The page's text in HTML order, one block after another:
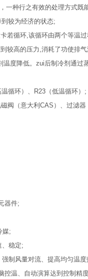
一种行之有效的处理方式
较为经济的状态;
若循环,该循环由两个等温过
较高的压力,消耗了功使排
度降低。zui后制冷剂通
循环）、R23（低温循环）;
阀（意大利CAS）、过滤
器件;
媒;
、稳定;
制风量对流、提高均匀温度
控温、自动演算达到控制精